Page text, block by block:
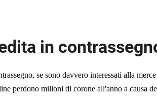
in
se sono davvero interessati alla
perdono milioni di corone all'anno a causa